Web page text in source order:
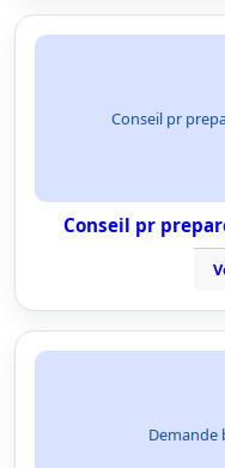
Conseil pr
Conseil pr
Demande